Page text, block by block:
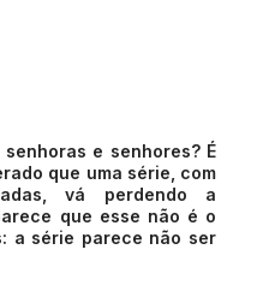
e senhores? É
que uma série, com
vá perdendo a
que esse não é o
a série parece não ser